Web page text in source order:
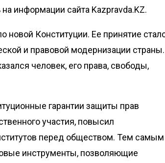
информации сайта Kazpravda.KZ.
новой Конституции. Ее принятие
и правовой модернизации страны.
человек, его права, свободы,
гарантии защиты прав
участия, повысил
перед обществом. Тем самым
инструменты, позволяющие